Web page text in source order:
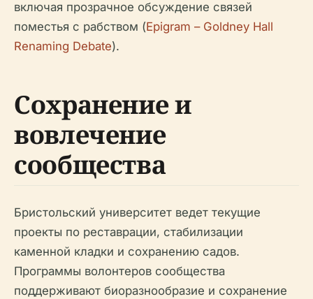
включая прозрачное обсуждение связей
поместья с рабством (Epigram – Goldney Hall
Renaming Debate).
Сохранение и
вовлечение
сообщества
Бристольский университет ведет текущие
проекты по реставрации, стабилизации
каменной кладки и сохранению садов.
Программы волонтеров сообщества
поддерживают биоразнообразие и сохранение